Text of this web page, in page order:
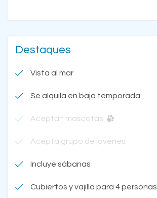
Destaques
Vista al mar
Se alquila en baja temporada
Aceptan mascotas
Acepta grupo de jóvenes
Incluye sábanas
Cubiertos y vajilla para 4 personas